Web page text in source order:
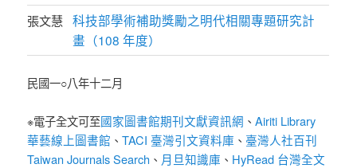
張文慧 科技部學術補助獎勵之明代相關專題研究計
畫（108 年度）
民國一○八年十二月
※電子全文可至國家圖書館期刊文獻資訊網 、Airiti Library
華藝線上圖書館 、TACI 臺灣引文資料庫 、 臺灣人社百刊
Taiwan Journals Search 、 月旦知識庫 、 HyRead 台灣全文